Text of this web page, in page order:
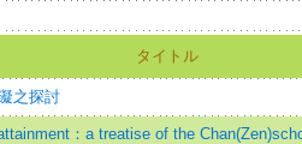
タイトル
之探討
：a treatise of the